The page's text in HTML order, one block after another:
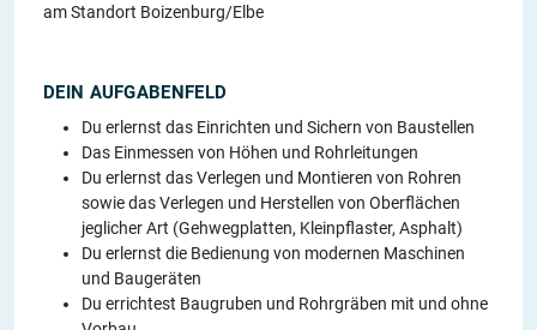
am Standort Boizenburg/Elbe
DEIN AUFGABENFELD
Du erlernst das Einrichten und Sichern von Baustellen
Das Einmessen von Höhen und Rohrleitungen
Du erlernst das Verlegen und Montieren von Rohren
sowie das Verlegen und Herstellen von Oberflächen
jeglicher Art (Gehwegplatten, Kleinpflaster, Asphalt)
Du erlernst die Bedienung von modernen Maschinen
und Baugeräten
Du errichtest Baugruben und Rohrgräben mit und ohne